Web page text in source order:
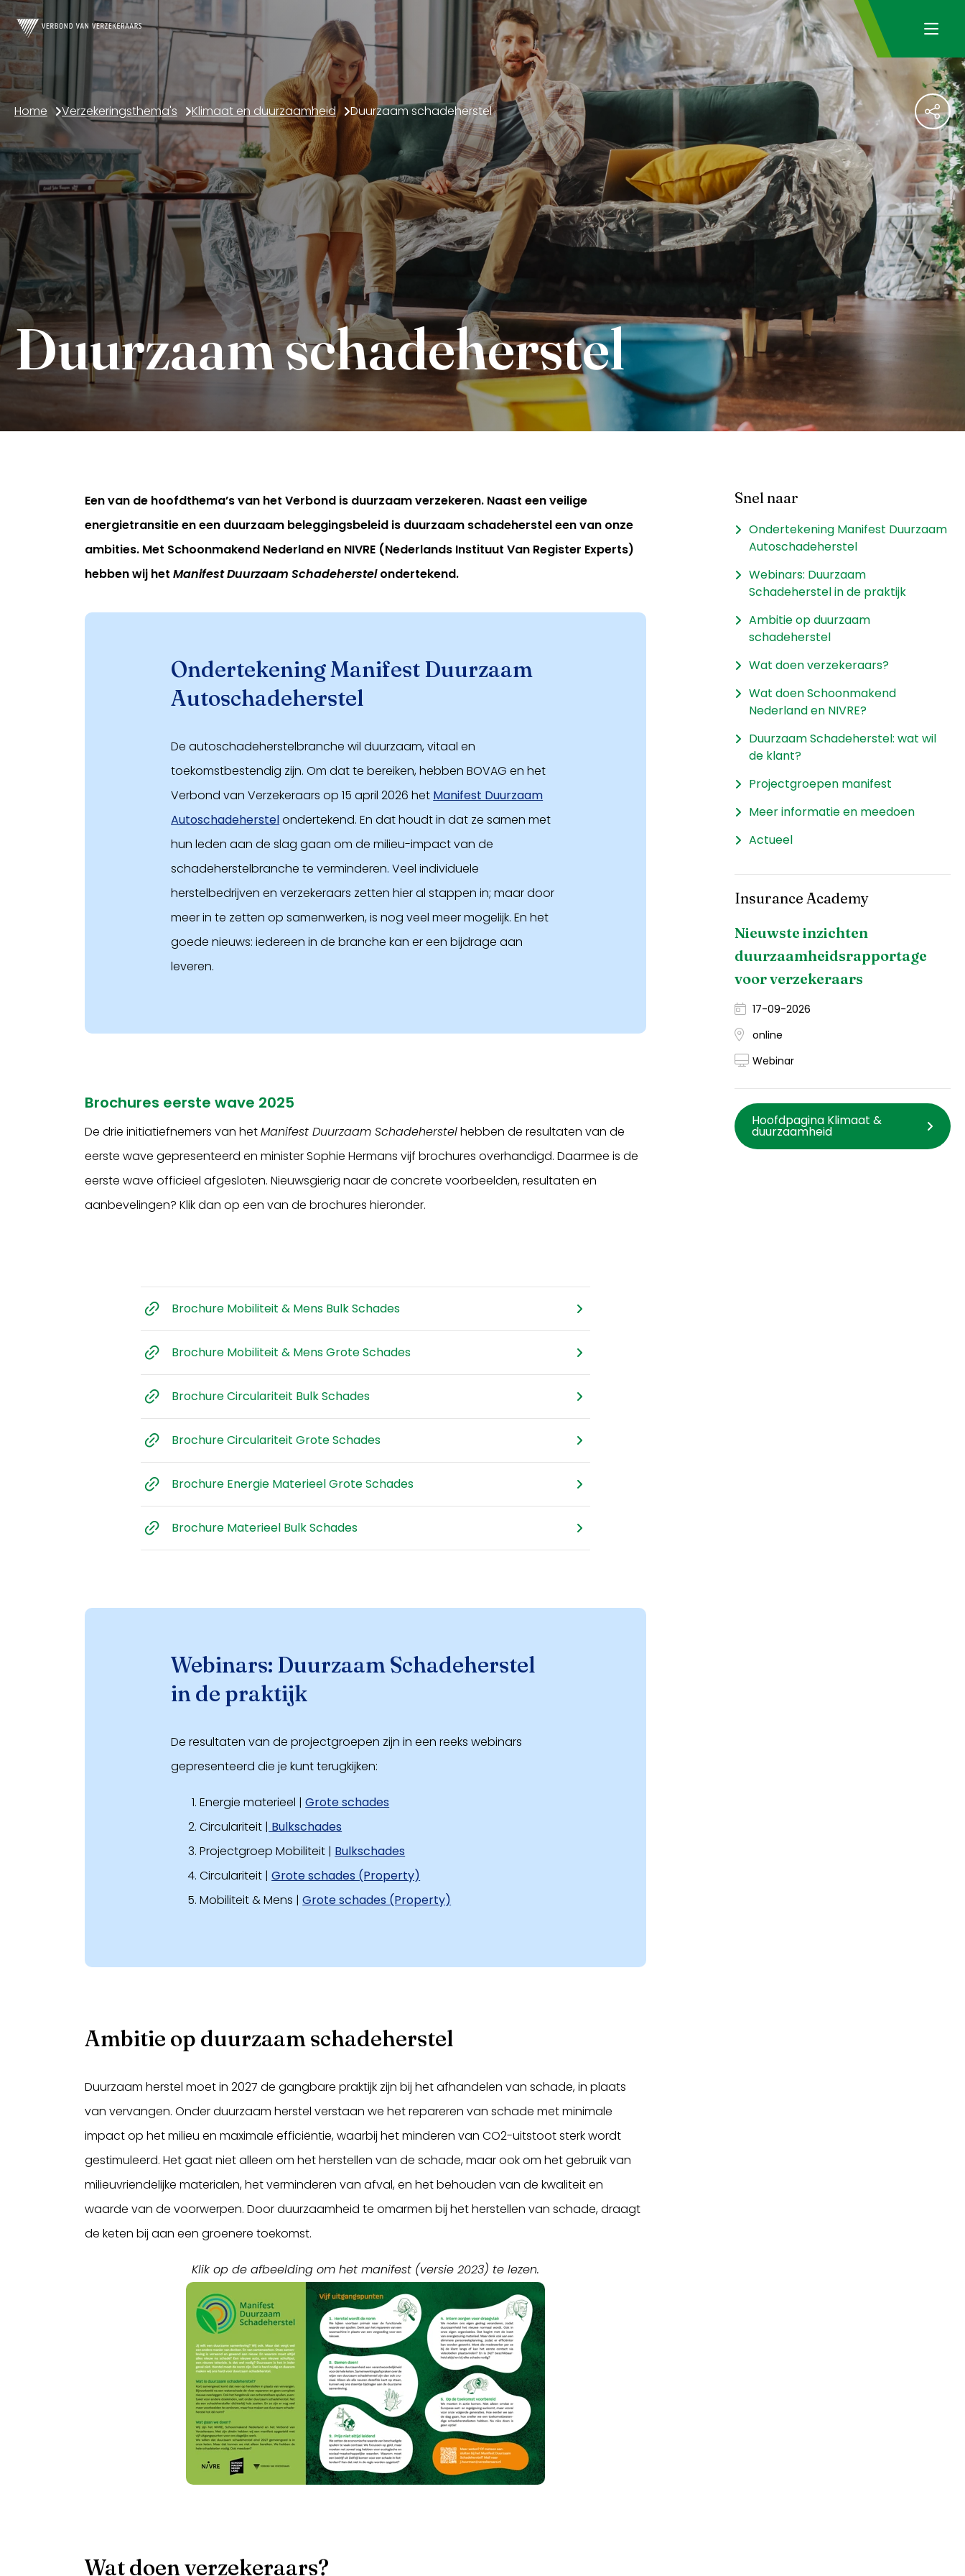
Home Verzekeringsthema's Klimaat en duurzaamheid Duurzaam schadeherstel
Duurzaam schadeherstel
Een van de hoofdthema’s van het Verbond is duurzaam verzekeren. Naast een veilige
energietransitie en een duurzaam beleggingsbeleid is duurzaam schadeherstel een van onze
ambities. Met Schoonmakend Nederland en NIVRE (Nederlands Instituut Van Register Experts)
hebben wij hetManifest Duurzaam Schadeherstelondertekend.
Ondertekening Manifest Duurzaam
Autoschadeherstel
De autoschadeherstelbranche wil duurzaam, vitaal en
toekomstbestendig zijn. Om dat te bereiken, hebben BOVAG en het
Verbond van Verzekeraars op 15 april 2026 het Manifest Duurzaam
Autoschadeherstelondertekend. En dat houdt in dat ze samen met
hun leden aan de slag gaan om de milieu-impact van de
schadeherstelbranche te verminderen. Veel individuele
herstelbedrijven en verzekeraars zetten hier al stappen in; maar door
meer in te zetten op samenwerken, is nog veel meer mogelijk. En het
goede nieuws: iedereen in de branche kan er een bijdrage aan
leveren.
Brochures eerste wave 2025
De drie initiatiefnemers van hetManifest Duurzaam Schadeherstelhebben de resultaten van de
eerste wave gepresenteerd en minister Sophie Hermans vijf brochures overhandigd. Daarmee is de
eerste wave officieel afgesloten. Nieuwsgierig naar de concrete voorbeelden, resultaten en
aanbevelingen? Klik dan op een van de brochures hieronder.
Brochure Mobiliteit & Mens Bulk Schades
Brochure Mobiliteit & Mens Grote Schades
Brochure Circulariteit Bulk Schades
Brochure Circulariteit Grote Schades
Brochure Energie Materieel Grote Schades
Brochure Materieel Bulk Schades
Webinars: Duurzaam Schadeherstel
in de praktijk
De resultaten van de projectgroepen zijn in een reeks webinars
gepresenteerd die je kunt terugkijken:
Energie materieel |Grote schades
Circulariteit | Bulkschades
Projectgroep Mobiliteit | Bulkschades
Circulariteit |Grote schades (Property)
Mobiliteit & Mens |Grote schades (Property)
Ambitie op duurzaam schadeherstel
Duurzaam herstel moet in 2027 de gangbare praktijk zijn bij het afhandelen van schade, in plaats
van vervangen. Onder duurzaam herstel verstaan we het repareren van schade met minimale
impact op het milieu en maximale efficiëntie, waarbij het minderen van CO2-uitstoot sterk wordt
gestimuleerd. Het gaat niet alleen om het herstellen van de schade, maar ook om het gebruik van
milieuvriendelijke materialen, het verminderen van afval, en het behouden van de kwaliteit en
waarde van de voorwerpen. Door duurzaamheid te omarmen bij het herstellen van schade, draagt
de keten bij aan een groenere toekomst.
Klik op de afbeelding om het manifest (versie 2023) te lezen.
Wat doen verzekeraars?
Snel naar
Ondertekening Manifest Duurzaam
Autoschadeherstel
Webinars: Duurzaam
Schadeherstel in de praktijk
Ambitie op duurzaam
schadeherstel
Wat doen verzekeraars?
Wat doen Schoonmakend
Nederland en NIVRE?
Duurzaam Schadeherstel: wat wil
de klant?
Projectgroepen manifest
Meer informatie en meedoen
Actueel
Insurance Academy
Nieuwste inzichten
duurzaamheidsrapportage
voor verzekeraars
17-09-2026
online
Webinar
Hoofdpagina Klimaat &
duurzaamheid